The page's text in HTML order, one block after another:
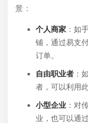
景：
个人商家 ：如
铺，通过易支
订单。
自由职业者 ：
者，可以利用
小型企业 ：对
业，也可以通